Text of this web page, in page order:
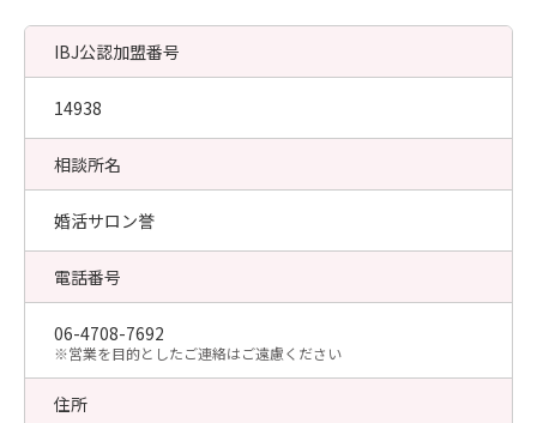
IBJ公認加盟番号
14938
相談所名
婚活サロン誉
電話番号
06-4708-7692
​※営業を目的としたご連絡はご遠慮ください
住所